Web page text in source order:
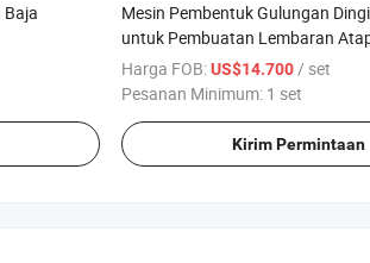
Baja
Mesin Pembentuk Gulungan
untuk Pembuatan Lembaran
Ubin Lantai, Jalur Produksi Atap
Harga FOB:US$14.700/ set
Pesanan Minimum: 1 set
Kirim Permintaan